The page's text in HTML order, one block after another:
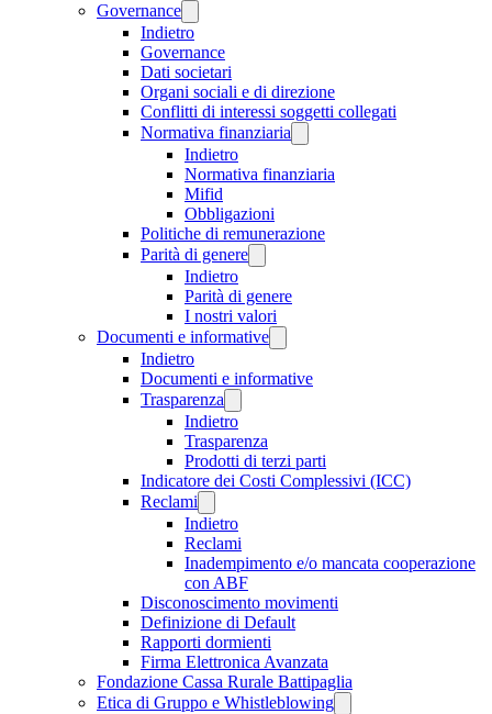
Governance
Indietro
Governance
Dati societari
Organi sociali e di direzione
Conflitti di interessi soggetti collegati
Normativa finanziaria
Indietro
Normativa finanziaria
Mifid
Obbligazioni
Politiche di remunerazione
Parità di genere
Indietro
Parità di genere
I nostri valori
Documenti e informative
Indietro
Documenti e informative
Trasparenza
Indietro
Trasparenza
Prodotti di terzi parti
Indicatore dei Costi Complessivi (ICC)
Reclami
Indietro
Reclami
Inadempimento e/o mancata cooperazione
con ABF
Disconoscimento movimenti
Definizione di Default
Rapporti dormienti
Firma Elettronica Avanzata
Fondazione Cassa Rurale Battipaglia
Etica di Gruppo e Whistleblowing